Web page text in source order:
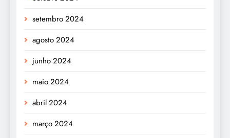
setembro 2024
agosto 2024
junho 2024
maio 2024
abril 2024
março 2024